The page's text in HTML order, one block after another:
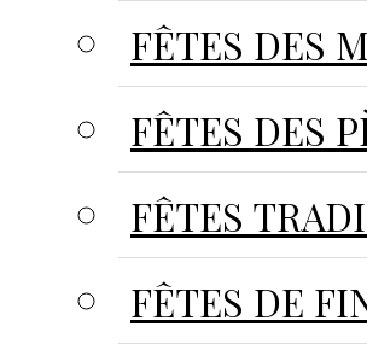
FÊTES DES
FÊTES DES
FÊTES
FÊTES DE